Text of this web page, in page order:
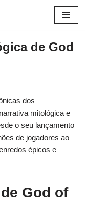
de God
dos
mitológica e
o seu lançamento
de jogadores ao
épicos e
God of